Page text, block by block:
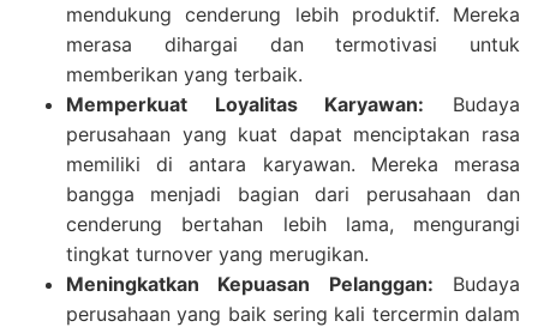
mendukung cenderung lebih produktif. Mereka
merasa dihargai dan termotivasi untuk
memberikan yang terbaik.
Memperkuat Loyalitas Karyawan: Budaya
perusahaan yang kuat dapat menciptakan rasa
memiliki di antara karyawan. Mereka merasa
bangga menjadi bagian dari perusahaan dan
cenderung bertahan lebih lama, mengurangi
tingkat turnover yang merugikan.
Meningkatkan Kepuasan Pelanggan: Budaya
perusahaan yang baik sering kali tercermin dalam